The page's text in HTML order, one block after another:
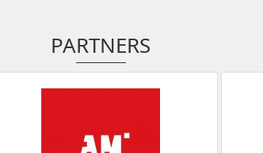
PARTNERS